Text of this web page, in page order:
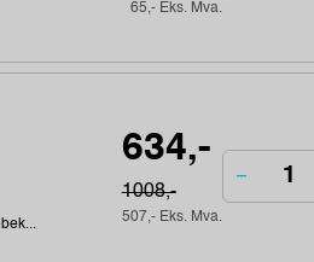
65,- Eks. Mva.
634,-
1008,-
507,- Eks. Mva.